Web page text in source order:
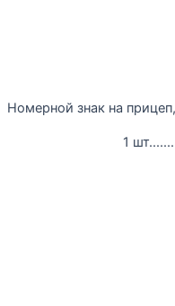
Номерной знак на
1